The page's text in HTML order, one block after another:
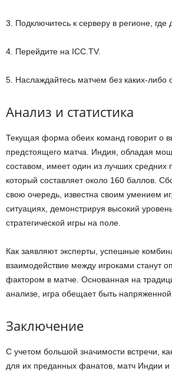
3. Подключитесь к серверу в регионе, где
4. Перейдите на ICC.TV.
5. Наслаждайтесь матчем без каких-либо
Анализ и статистика
Текущая форма обеих команд говорит о
предстоящего матча. Индия, обладая
составом, имеет один из лучших средних
который составляет около 160 баллов.
свою очередь, известна своим умением
ситуациях, демонстрируя высокий
стратегической игры на поле.
Как заявляют эксперты, успешные
взаимодействие между игроками станут
фактором в матче. Основанная на
анализе, игра обещает быть напряженной
Заключение
С учетом большой значимости встречи,
для их преданных фанатов, матч Индии и